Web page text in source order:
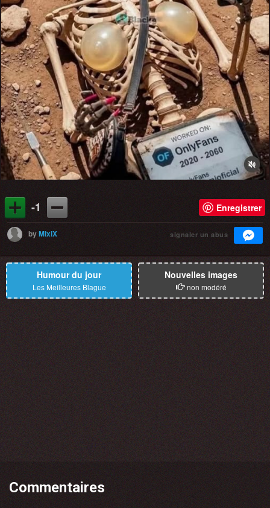
-1 Enregistrer
byMixiX signaler un abus
Humour du jour
Les Meilleures Blague
Nouvelles images
non modéré
Commentaires